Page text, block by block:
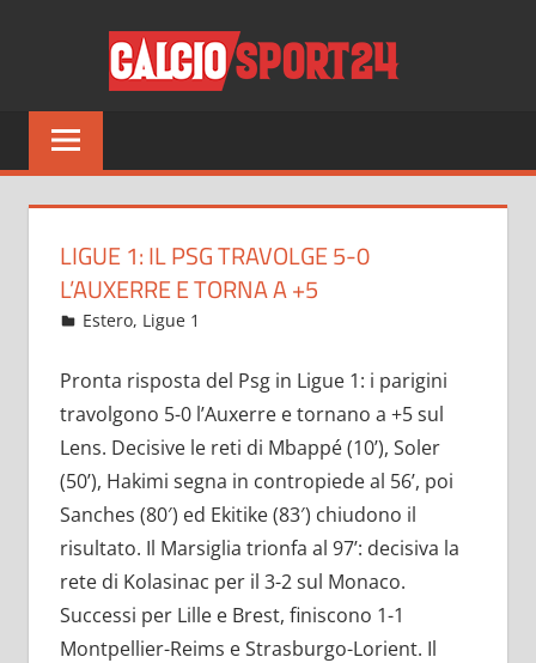
Tutto
sul
del
solo
LIGUE 1: IL PSG TRAVOLGE 5-0
L’AUXERRE E TORNA A +5
Novembre 14, 2022
admin
Estero, Ligue 1
Pronta risposta del Psg in Ligue 1: i parigini
travolgono 5-0 l’Auxerre e tornano a +5 sul
Lens. Decisive le reti di Mbappé (10’), Soler
(50’), Hakimi segna in contropiede al 56’, poi
Sanches (80′) ed Ekitike (83′) chiudono il
risultato. Il Marsiglia trionfa al 97’: decisiva la
rete di Kolasinac per il 3-2 sul Monaco.
Successi per Lille e Brest, finiscono 1-1
Montpellier-Reims e Strasburgo-Lorient. Il